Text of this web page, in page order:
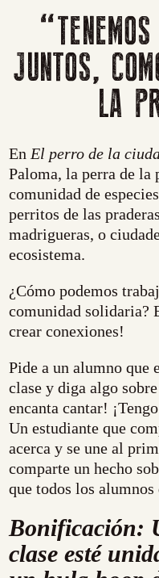
JUNTOS,
LA
En El perro de la
Paloma, la perra de la
comunidad de
perritos de las
madrigueras, o
ecosistema.
¿Cómo podemos
comunidad solidaria?
crear conexiones!
Pide a un alumno que
clase y diga algo
encanta cantar!
Un estudiante que
acerca y se une al
comparte un hecho
que todos los
Bonificación:
clase esté